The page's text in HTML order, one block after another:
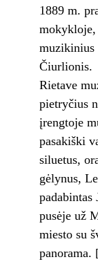
1889 m.
mokykloje,
Čiurlionis.
Rietave
pietryčius
įrengtoje
pasakiški
siluetus,
gėlynus,
padabintas
pusėje už
miesto su